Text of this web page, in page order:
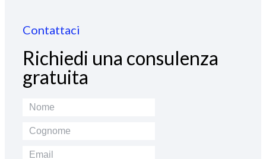
Contattaci
Richiedi una consulenza
gratuita